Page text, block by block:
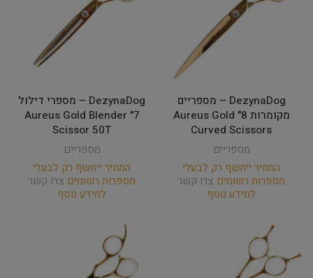
DezynaDog – מספריים
מקומרות 8" Aureus Gold
Curved Scissors
מספריים
המחיר ייחשף רק לבעלי
מספרות רשומים צרו קשר
למידע נוסף
DezynaDog – מספרי דילול
7" Aureus Gold Blender
Scissor 50T
מספריים
המחיר ייחשף רק לבעלי
מספרות רשומים צרו קשר
למידע נוסף